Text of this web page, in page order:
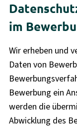
im
Wir erheben und
Daten von
Bewerbung ein
werden die
Abwicklung des